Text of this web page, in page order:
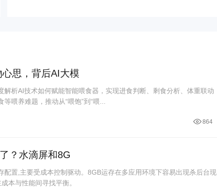
思，背后AI大模
解析AI技术如何赋能智能喂食器，实现进食判断、剩食分析、体重联动
喂养难题，推动从“喂饱”到“喂...
864
？水滴屏和8G
配置,主要受成本控制驱动。8GB运存在多应用环境下容易出现杀后台现
本与性能间寻找平衡。